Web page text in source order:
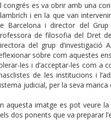
congrés es va obrir amb una
i en la que van
Barcelona i director del Grup
de filosofia del Dret
del grup
sobre com aquestes
les i d’acceptar-les com a
de les institucions i
judicial, per la seva
aquesta imatge es pot veure
dos ponents que va preparar